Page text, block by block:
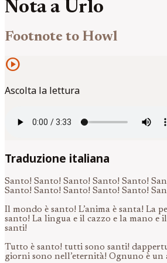
Nota a Urlo
Footnote to Howl
play_circle
Ascolta la lettura
Traduzione italiana
Santo! Santo! Santo! Santo! Santo!
Santo! Santo! Santo! Santo! Santo!
Il mondo è santo! L’anima è santa! La
santo! La lingua e il cazzo e la mano e
santi!
Tutto è santo! tutti sono santi!
giorni sono nell’eternità! Ognuno è un